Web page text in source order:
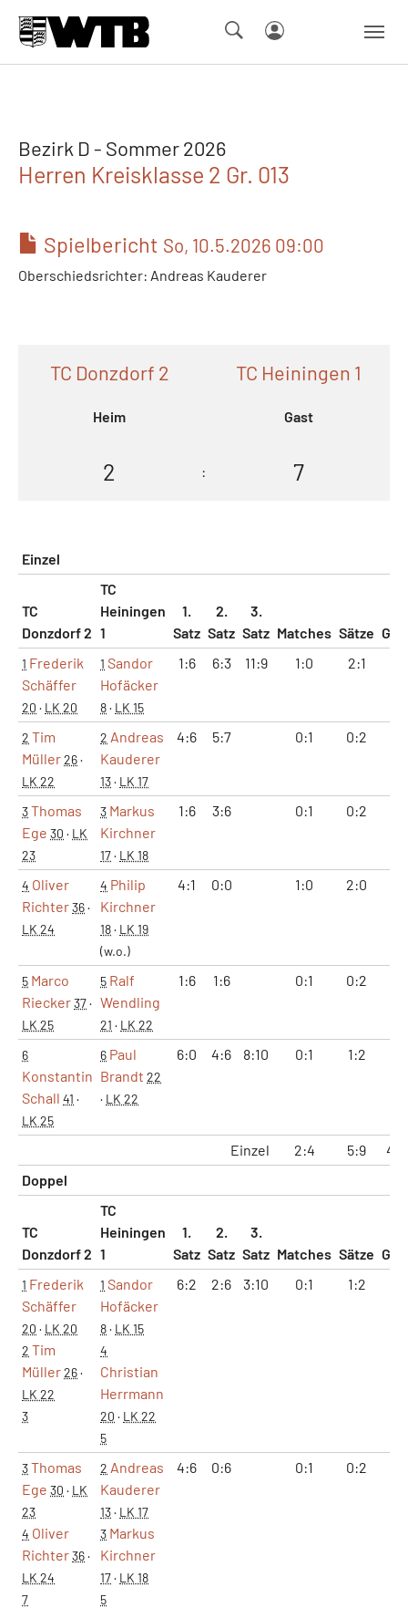
Bezirk D - Sommer 2026
Herren Kreisklasse 2 Gr. 013
Spielbericht So, 10.5.2026 09:00
Oberschiedsrichter: Andreas Kauderer
TC Donzdorf 2
Heim
TC Heiningen 1
Gast
2 : 7
Einzel
TC
Donzdorf 2
TC
Heiningen
1
1.
Satz
2.
Satz
3.
Satz Matches Sätze
1 Frederik
Schäffer
20 · LK 20
1 Sandor
Hofäcker
8· LK 15
1:6 6:3 11:9 1:0 2:1
2 Tim
Müller26·
LK 22
2 Andreas
Kauderer
13· LK 17
4:6 5:7 0:1 0:2
3Thomas
Ege 30 · LK
23
3 Markus
Kirchner
17· LK 18
1:6 3:6 0:1 0:2
4 Oliver
Richter36·
LK 24
4 Philip
Kirchner
18· LK 19
(w.o.)
4:1 0:0 1:0 2:0
5 Marco
Riecker37·
LK 25
5 Ralf
Wendling
21 · LK 22
1:6 1:6 0:1 0:2
6
Konstantin
Schall 41 ·
LK 25
6 Paul
Brandt 22
· LK 22
6:0 4:6 8:10 0:1 1:2
Einzel 2:4 5:9
Doppel
TC
Donzdorf 2
TC
Heiningen
1
1.
Satz
2.
Satz
3.
Satz Matches Sätze
1 Frederik
Schäffer
20 · LK 20
2 Tim
Müller26·
LK 22
3
1 Sandor
Hofäcker
8· LK 15
4
Christian
Herrmann
20 · LK 22
5
6:2 2:6 3:10 0:1 1:2
3Thomas
Ege 30 · LK
23
4 Oliver
Richter36·
LK 24
7
2 Andreas
Kauderer
13· LK 17
3 Markus
Kirchner
17· LK 18
5
4:6 0:6 0:1 0:2